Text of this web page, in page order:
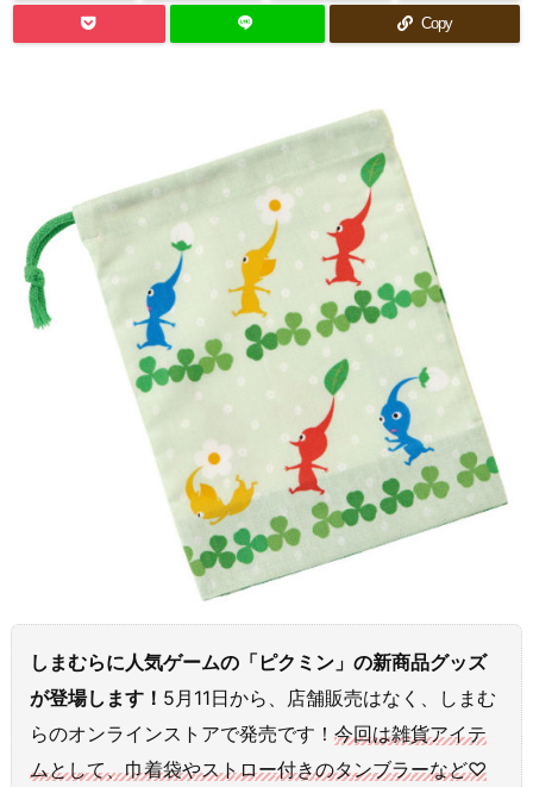
Copy
しまむらに人気ゲームの「ピクミン」の新商品グッズ
が登場します！ 5月11日から、店舗販売はなく、しまむ
らのオンラインストアで発売です！ 今回は雑貨アイテ
ムとして、巾着袋やストロー付きのタンブラーなど♡